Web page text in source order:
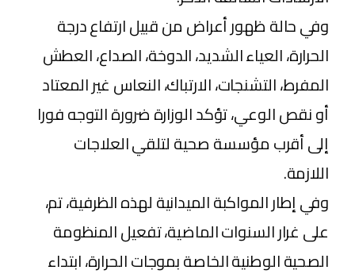
وفي حالة ظهور أعراض من قبيل ارتفاع درجة
الحرارة، العياء الشديد، الدوخة، الصداع، العطش
المفرط، التشنجات، الارتباك، النعاس غير المعتاد
أو نقص الوعي، تؤكد الوزارة ضرورة التوجه فورا
إلى أقرب مؤسسة صحية لتلقي العلاجات
اللازمة.
وفي إطار المواكبة الميدانية لهذه الظرفية، تم،
على غرار السنوات الماضية، تفعيل المنظومة
الصحية الوطنية الخاصة بموجات الحرارة، ابتداء